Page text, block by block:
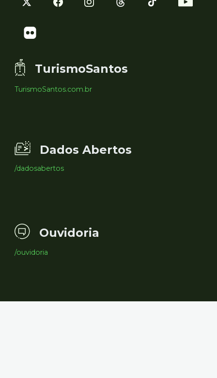
TurismoSantos
TurismoSantos.com.br
Dados Abertos
/dadosabertos
Ouvidoria
/ouvidoria